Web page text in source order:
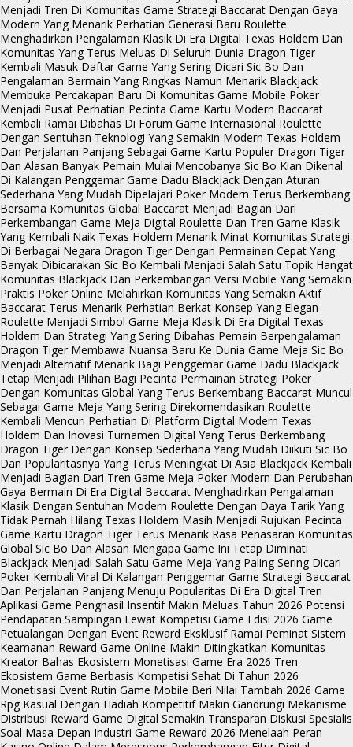
Menjadi Tren Di Komunitas Game Strategi Baccarat Dengan Gaya
Modern Yang Menarik Perhatian Generasi Baru Roulette
Menghadirkan Pengalaman Klasik Di Era Digital Texas Holdem Dan
Komunitas Yang Terus Meluas Di Seluruh Dunia Dragon Tiger
Kembali Masuk Daftar Game Yang Sering Dicari Sic Bo Dan
Pengalaman Bermain Yang Ringkas Namun Menarik Blackjack
Membuka Percakapan Baru Di Komunitas Game Mobile Poker
Menjadi Pusat Perhatian Pecinta Game Kartu Modern Baccarat
Kembali Ramai Dibahas Di Forum Game Internasional Roulette
Dengan Sentuhan Teknologi Yang Semakin Modern Texas Holdem
Dan Perjalanan Panjang Sebagai Game Kartu Populer Dragon Tiger
Dan Alasan Banyak Pemain Mulai Mencobanya Sic Bo Kian Dikenal
Di Kalangan Penggemar Game Dadu Blackjack Dengan Aturan
Sederhana Yang Mudah Dipelajari Poker Modern Terus Berkembang
Bersama Komunitas Global Baccarat Menjadi Bagian Dari
Perkembangan Game Meja Digital Roulette Dan Tren Game Klasik
Yang Kembali Naik Texas Holdem Menarik Minat Komunitas Strategi
Di Berbagai Negara Dragon Tiger Dengan Permainan Cepat Yang
Banyak Dibicarakan Sic Bo Kembali Menjadi Salah Satu Topik Hangat
Komunitas Blackjack Dan Perkembangan Versi Mobile Yang Semakin
Praktis Poker Online Melahirkan Komunitas Yang Semakin Aktif
Baccarat Terus Menarik Perhatian Berkat Konsep Yang Elegan
Roulette Menjadi Simbol Game Meja Klasik Di Era Digital Texas
Holdem Dan Strategi Yang Sering Dibahas Pemain Berpengalaman
Dragon Tiger Membawa Nuansa Baru Ke Dunia Game Meja Sic Bo
Menjadi Alternatif Menarik Bagi Penggemar Game Dadu Blackjack
Tetap Menjadi Pilihan Bagi Pecinta Permainan Strategi Poker
Dengan Komunitas Global Yang Terus Berkembang Baccarat Muncul
Sebagai Game Meja Yang Sering Direkomendasikan Roulette
Kembali Mencuri Perhatian Di Platform Digital Modern Texas
Holdem Dan Inovasi Turnamen Digital Yang Terus Berkembang
Dragon Tiger Dengan Konsep Sederhana Yang Mudah Diikuti Sic Bo
Dan Popularitasnya Yang Terus Meningkat Di Asia Blackjack Kembali
Menjadi Bagian Dari Tren Game Meja Poker Modern Dan Perubahan
Gaya Bermain Di Era Digital Baccarat Menghadirkan Pengalaman
Klasik Dengan Sentuhan Modern Roulette Dengan Daya Tarik Yang
Tidak Pernah Hilang Texas Holdem Masih Menjadi Rujukan Pecinta
Game Kartu Dragon Tiger Terus Menarik Rasa Penasaran Komunitas
Global Sic Bo Dan Alasan Mengapa Game Ini Tetap Diminati
Blackjack Menjadi Salah Satu Game Meja Yang Paling Sering Dicari
Poker Kembali Viral Di Kalangan Penggemar Game Strategi Baccarat
Dan Perjalanan Panjang Menuju Popularitas Di Era Digital Tren
Aplikasi Game Penghasil Insentif Makin Meluas Tahun 2026 Potensi
Pendapatan Sampingan Lewat Kompetisi Game Edisi 2026 Game
Petualangan Dengan Event Reward Eksklusif Ramai Peminat Sistem
Keamanan Reward Game Online Makin Ditingkatkan Komunitas
Kreator Bahas Ekosistem Monetisasi Game Era 2026 Tren
Ekosistem Game Berbasis Kompetisi Sehat Di Tahun 2026
Monetisasi Event Rutin Game Mobile Beri Nilai Tambah 2026 Game
Rpg Kasual Dengan Hadiah Kompetitif Makin Gandrungi Mekanisme
Distribusi Reward Game Digital Semakin Transparan Diskusi Spesialis
Soal Masa Depan Industri Game Reward 2026 Menelaah Peran